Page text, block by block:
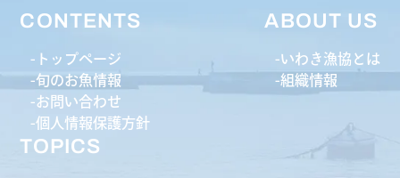
CONTENTS
トップページ
旬のお魚情報
お問い合わせ
個人情報保護方針
ABOUT US
いわき漁協とは
組織情報
TOPICS